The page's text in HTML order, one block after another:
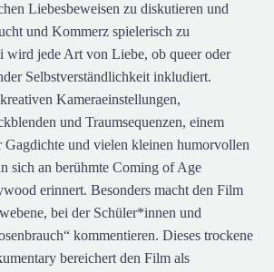
Liebesbeweisen zu diskutieren und
und Kommerz spielerisch zu
wird jede Art von Liebe, ob queer oder
Selbstverständlichkeit inkludiert.
Kameraeinstellungen,
und Traumsequenzen, einem
Gagdichte und vielen kleinen humorvollen
sich an berühmte Coming of Age
erinnert. Besonders macht den Film
bei der Schüler*innen und
kommentieren. Dieses trockene
bereichert den Film als